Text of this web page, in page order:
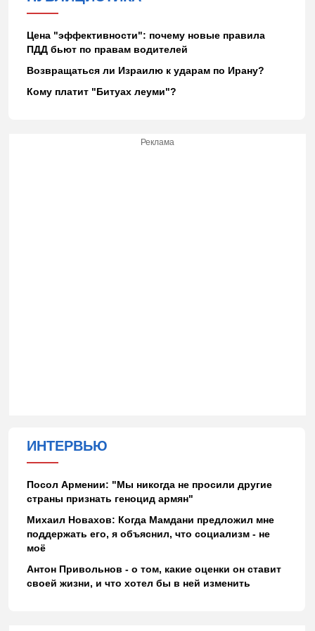
Цена "эффективности": почему новые правила
ПДД бьют по правам водителей
Возвращаться ли Израилю к ударам по Ирану?
Кому платит "Битуах леуми"?
Реклама
ИНТЕРВЬЮ
Посол Армении: "Мы никогда не просили другие
страны признать геноцид армян"
Михаил Новахов: Когда Мамдани предложил мне
поддержать его, я объяснил, что социализм - не
моё
Антон Привольнов - о том, какие оценки он ставит
своей жизни, и что хотел бы в ней изменить